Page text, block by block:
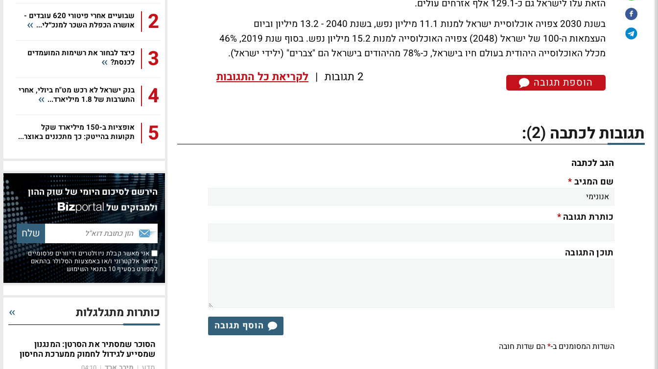
הזאת עלו לישראל גם כ-129.1 אלף אזרחים עולים.
בשנת 2030 צפויה אוכלוסיית ישראל למנות 11.1 מיליון נפש, בשנת 2040 - 13.2 מיליון וביום
העצמאות ה-100 של ישראל (2048) צפויה האוכלוסייה למנות 15.2 מיליון נפש. בסוף שנת 2019, 46%
מכלל האוכלוסייה היהודית בעולם חיו בישראל, כ-78% מהיהודים בישראל הם "צברים" (ילידי ישראל).
הוספת תגובה 2 תגובות | לקריאת כל התגובות
תגובות לכתבה (2)
:
הגב לכתבה
שם המגיב*
כותרת תגובה*
תוכן התגובה
הוסף תגובה
השדות המסומנים ב-*הם שדות חובה
2
שבועיים אחרי פיטורי 620 עובדים -
אושרה הכפלת השכר למנכ״לי...
3
כיצד לבחור את רשימות המועמדים
לכנסת?
4
בנק ישראל לא רכש מט"ח ביולי, אחרי
התערבות של 1.8 מיליארד...
5
אופציות ב-150 מיליארד שקל
תקועות בהייטק: כך מתכננים באוצר...
הירשם לסיכום היומי של שוק ההון
ולמבזקים של
אני מאשר קבלת ניוזלטרים ודיוורים פרסומיים
בדואר אלקטרוני ו/או באמצעות הסלולר בהתאם
למפורט בסעיף 10 בתנאי השימוש
כותרות מתגלגלות
הסוכר שמסתיר את הסרטן: המנגנון
שמסייע לגידול לחמוק ממערכת החיסון